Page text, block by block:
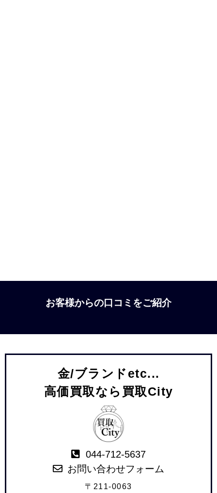
お客様からの口コミをご紹介
金/ブランドetc...
高価買取なら買取City
044-712-5637
お問い合わせフォーム
〒211-0063